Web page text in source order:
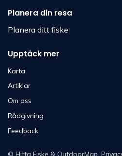
Planera din resa
Planera ditt fiske
Upptäck mer
Karta
Artiklar
Om oss
Rådgivning
Feedback
© Hitta Fiske & OutdoorMap.